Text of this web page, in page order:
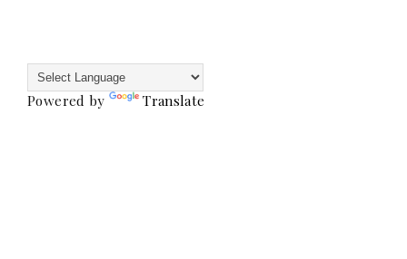
Powered by Translate